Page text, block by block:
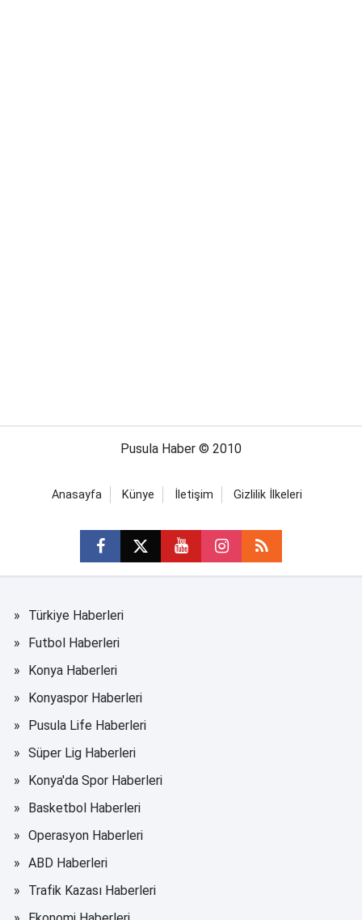
Pusula Haber © 2010
Anasayfa Künye İletişim Gizlilik İlkeleri
Türkiye Haberleri
Futbol Haberleri
Konya Haberleri
Konyaspor Haberleri
Pusula Life Haberleri
Süper Lig Haberleri
Konya'da Spor Haberleri
Basketbol Haberleri
Operasyon Haberleri
ABD Haberleri
Trafik Kazası Haberleri